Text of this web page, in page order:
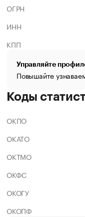
ОГРН
ИНН
КПП
Управляйте
Повышайте
Коды
ОКПО
ОКАТО
ОКТМО
ОКФС
ОКОГУ
ОКОПФ